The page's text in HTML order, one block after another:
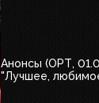
Анонсы (ОРТ,
"Лучшее,